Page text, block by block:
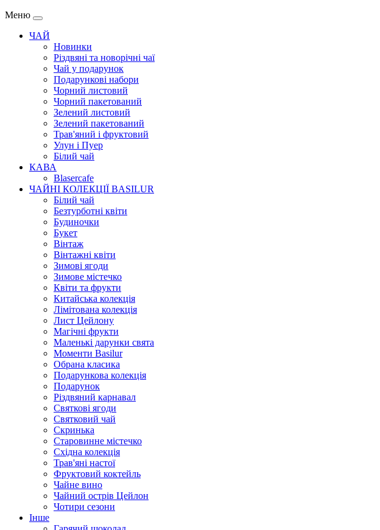
Меню
ЧАЙ
Новинки
Різдвяні та новорічні чаї
Чай у подарунок
Подарункові набори
Чорний листовий
Чорний пакетований
Зелений листовий
Зелений пакетований
Трав'яний і фруктовий
Улун і Пуер
Білий чай
КАВА
Blasercafe
ЧАЙНІ КОЛЕКЦІЇ BASILUR
Білий чай
Безтурботні квіти
Будиночки
Букет
Вінтаж
Вінтажні квіти
Зимові ягоди
Зимове містечко
Квіти та фрукти
Китайська колекція
Лімітована колекція
Лист Цейлону
Магічні фрукти
Маленькі дарунки свята
Моменти Basilur
Обрана класика
Подарункова колекція
Подарунок
Різдвяний карнавал
Святкові ягоди
Святковий чай
Скринька
Старовинне містечко
Східна колекція
Трав'яні настої
Фруктовий коктейль
Чайне вино
Чайний острів Цейлон
Чотири сезони
Інше